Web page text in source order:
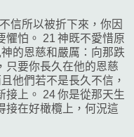
信所以被折下來，你因
懼怕。 21 神既不愛惜原
的恩慈和嚴厲：向那跌
只要你長久在他的恩慈
他們若不是長久不信，
接上。 24 你是從那天生
接在好橄欖上，何況這